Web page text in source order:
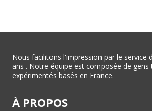
Nous facilitons l'impression par le service
ans . Notre équipe est composée de gens
expérimentés basés en France.
À PROPOS